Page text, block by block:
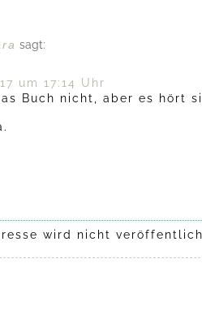
sagt:
um 17:14 Uhr
Buch nicht, aber es hört
wird nicht